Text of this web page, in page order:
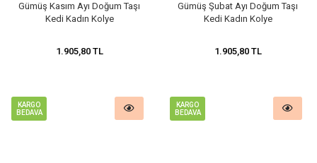
Gümüş Kasım Ayı Doğum Taşı
Kedi Kadın Kolye
1.905,80 TL
Gümüş Şubat Ayı Doğum Taşı
Kedi Kadın Kolye
1.905,80 TL
KARGO
BEDAVA
KARGO
BEDAVA